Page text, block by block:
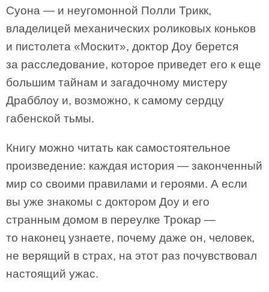
Суона — и неугомонной Полли Трикк,
владелицей механических роликовых коньков
и пистолета «Москит», доктор Доу берется
за расследование, которое приведет его к еще
большим тайнам и загадочному мистеру
Драбблоу и, возможно, к самому сердцу
габенской тьмы.
Книгу можно читать как самостоятельное
произведение: каждая история — законченный
мир со своими правилами и героями. А если
вы уже знакомы с доктором Доу и его
странным домом в переулке Трокар —
то наконец узнаете, почему даже он, человек,
не верящий в страх, на этот раз почувствовал
настоящий ужас.